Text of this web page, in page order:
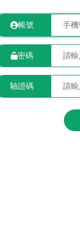
帳號
密碼
驗證碼